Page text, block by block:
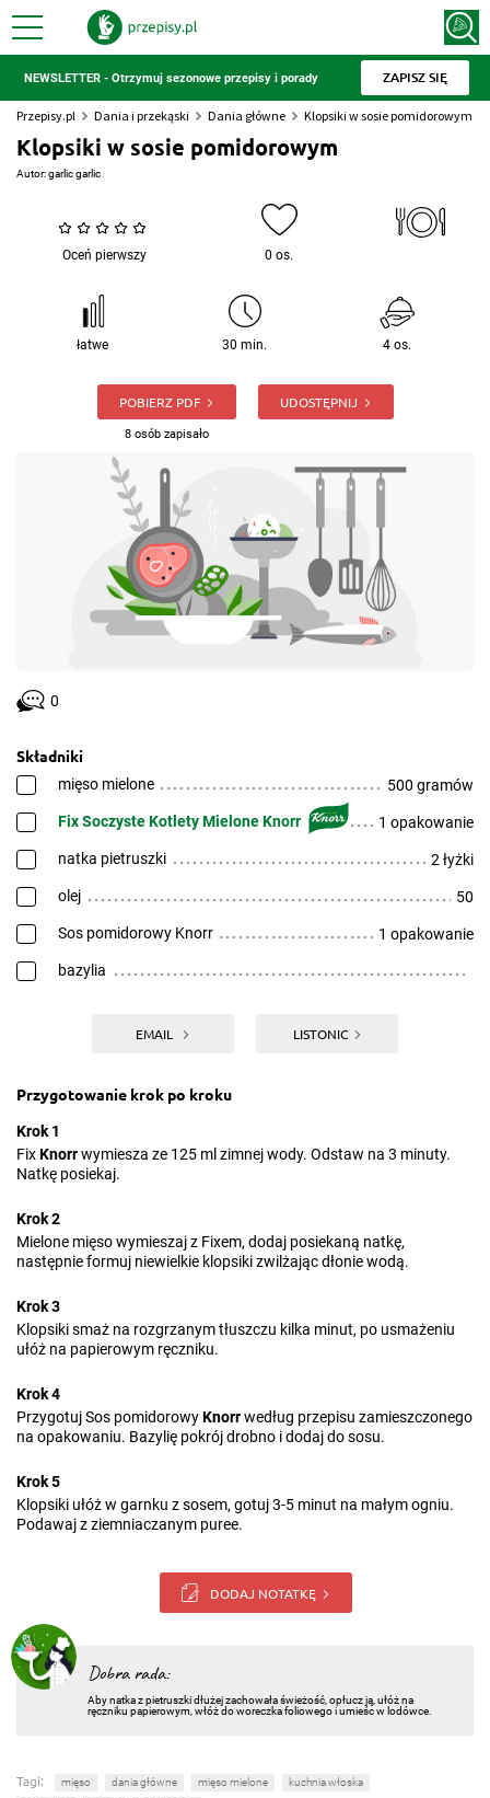
NEWSLETTER - Otrzymuj sezonowe przepisy i porady ZAPISZ SIĘ
Przepisy.pl Dania i przekąski Dania główne Klopsiki w sosie pomidorowym
Klopsiki w sosie pomidorowym
Autor:garlic garlic
Oceń pierwszy 0 os.
łatwe 30 min. 4 os.
POBIERZ PDF
8 osób zapisało
UDOSTĘPNIJ
0
Składniki
mięso mielone 500 gramów
Fix Soczyste Kotlety Mielone Knorr 1 opakowanie
natka pietruszki 2 łyżki
olej 50
Sos pomidorowy Knorr 1 opakowanie
bazylia
EMAIL LISTONIC
Przygotowanie krok po kroku
Krok 1
FixKnorrwymiesza ze 125 ml zimnej wody. Odstaw na 3 minuty.
Natkę posiekaj.
Krok 2
Mielone mięso wymieszaj z Fixem, dodaj posiekaną natkę,
następnie formuj niewielkie klopsiki zwilżając dłonie wodą.
Krok 3
Klopsiki smaż na rozgrzanym tłuszczu kilka minut, po usmażeniu
ułóż na papierowym ręczniku.
Krok 4
Przygotuj Sos pomidorowyKnorrwedług przepisu zamieszczonego
na opakowaniu. Bazylię pokrój drobno i dodaj do sosu.
Krok 5
Klopsiki ułóż w garnku z sosem, gotuj 3-5 minut na małym ogniu.
Podawaj z ziemniaczanym puree.
DODAJ NOTATKĘ
Dobra rada:
Aby natka z pietruszki dłużej zachowała świeżość, opłucz ją, ułóż na
ręczniku papierowym, włóż do woreczka foliowego i umieśc w lodówce.
Tagi: mięso dania główne mięso mielone
kuchnia włoska